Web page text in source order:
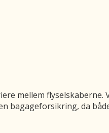
mellem flyselskaberne.
bagageforsikring, da